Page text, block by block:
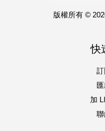
版權所有 ©
快
加